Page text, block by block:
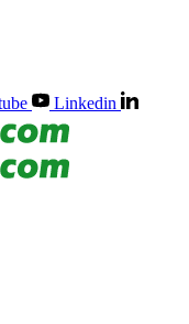
Linkedin